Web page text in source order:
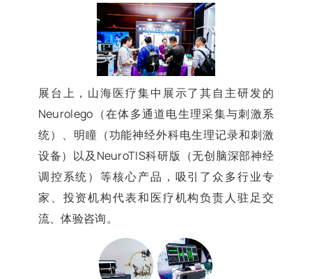
展台上，山海医疗集中展示了其自主研发的
Neurolego（在体多通道电生理采集与刺激系
统）、明瞳（功能神经外科电生理记录和刺激
设备）以及NeuroTIS科研版（无创脑深部神经
调控系统）等核心产品，吸引了众多行业专
家、投资机构代表和医疗机构负责人驻足交
流、体验咨询。